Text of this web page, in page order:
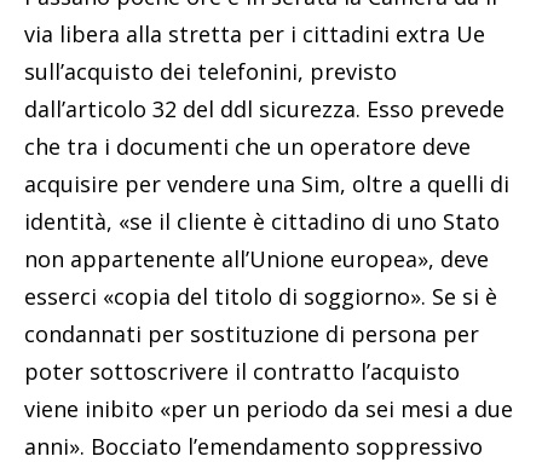
via libera alla stretta per i cittadini extra Ue
sull’acquisto dei telefonini, previsto
dall’articolo 32 del ddl sicurezza. Esso prevede
che tra i documenti che un operatore deve
acquisire per vendere una Sim, oltre a quelli di
identità, «se il cliente è cittadino di uno Stato
non appartenente all’Unione europea», deve
esserci «copia del titolo di soggiorno». Se si è
condannati per sostituzione di persona per
poter sottoscrivere il contratto l’acquisto
viene inibito «per un periodo da sei mesi a due
anni». Bocciato l’emendamento soppressivo